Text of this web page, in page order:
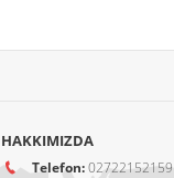
HAKKIMIZDA
Telefon:02722152159